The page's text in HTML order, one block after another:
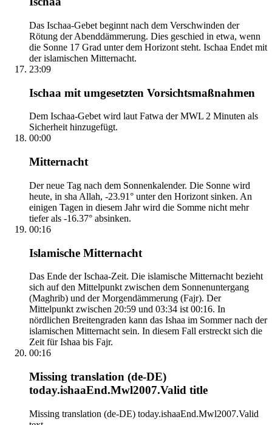
Das Ischaa-Gebet beginnt nach dem Verschwinden der
Rötung der Abenddämmerung. Dies geschied in etwa, wenn
die Sonne 17 Grad unter dem Horizont steht. Ischaa Endet mit
der islamischen Mitternacht.
23:09
Ischaa mit umgesetzten Vorsichtsmaßnahmen
Dem Ischaa-Gebet wird laut Fatwa der MWL 2 Minuten als
Sicherheit hinzugefügt.
00:00
Mitternacht
Der neue Tag nach dem Sonnenkalender. Die Sonne wird
heute, in sha Allah, -23.91° unter den Horizont sinken. An
einigen Tagen in diesem Jahr wird die Somme nicht mehr
tiefer als -16.37° absinken.
00:16
Islamische Mitternacht
Das Ende der Ischaa-Zeit. Die islamische Mitternacht bezieht
sich auf den Mittelpunkt zwischen dem Sonnenuntergang
(Maghrib) und der Morgendämmerung (Fajr). Der
Mittelpunkt zwischen 20:59 und 03:34 ist 00:16. In
nördlichen Breitengraden kann das Ishaa im Sommer nach der
islamischen Mitternacht sein. In diesem Fall erstreckt sich die
Zeit für Ishaa bis Fajr.
00:16
Missing translation (de-DE)
today.ishaaEnd.Mwl2007.Valid title
Missing translation (de-DE) today.ishaaEnd.Mwl2007.Valid